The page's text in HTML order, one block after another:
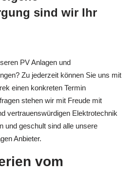
sind wir Ihr
PV Anlagen und
Zu jederzeit können Sie uns mit
einen konkreten Termin
stehen wir mit Freude mit
vertrauenswürdigen Elektrotechnik
und geschult sind alle unsere
Anbieter.
vom